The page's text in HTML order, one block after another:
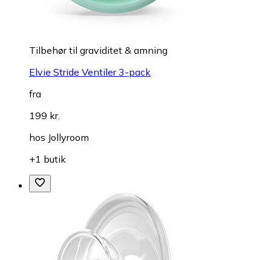
Tilbehør til graviditet & amning
Elvie Stride Ventiler 3-pack
fra
199 kr.
hos Jollyroom
+1 butik